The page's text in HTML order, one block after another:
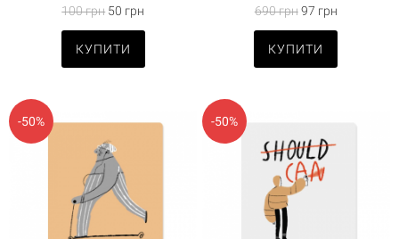
100 грн 50 грн
КУПИТИ
690 грн97 грн
КУПИТИ
-50% -50%